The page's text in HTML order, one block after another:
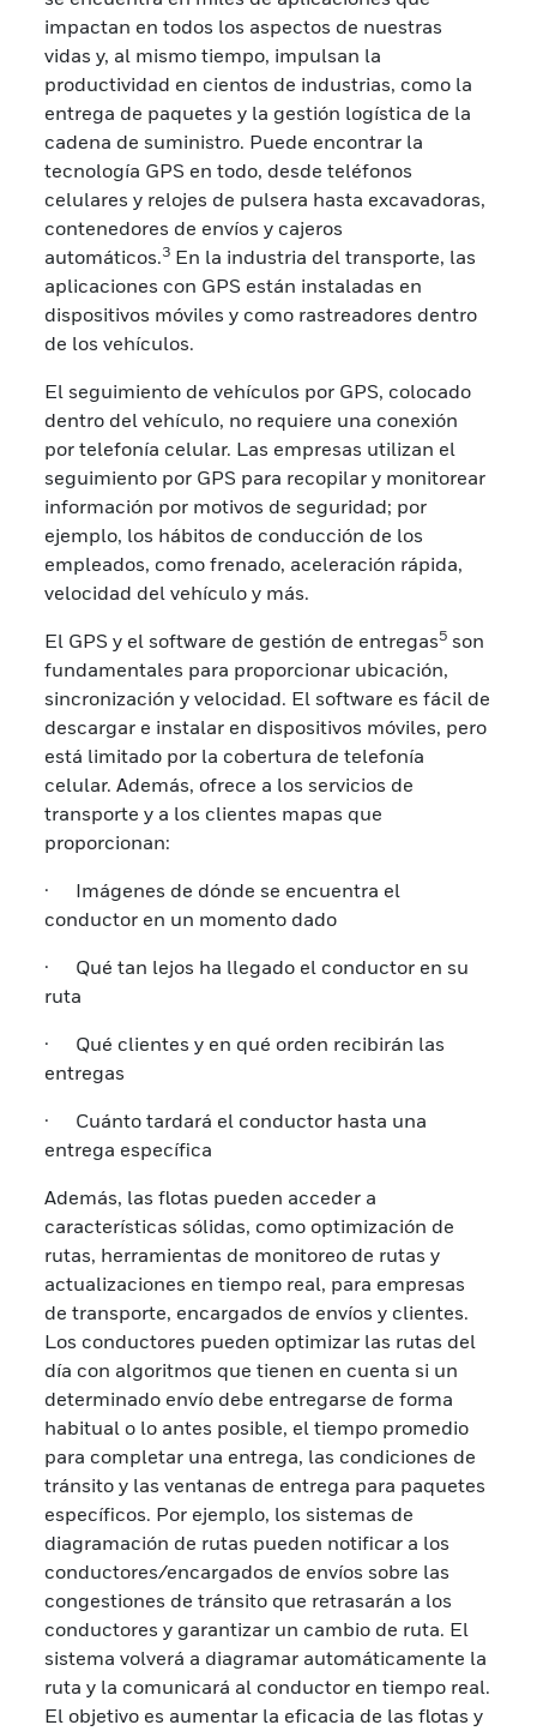
impactan en todos los aspectos de nuestras
vidas y, al mismo tiempo, impulsan la
productividad en cientos de industrias, como la
entrega de paquetes y la gestión logística de la
cadena de suministro. Puede encontrar la
tecnología GPS en todo, desde teléfonos
celulares y relojes de pulsera hasta excavadoras,
contenedores de envíos y cajeros
automáticos.3 En la industria del transporte, las
aplicaciones con GPS están instaladas en
dispositivos móviles y como rastreadores dentro
de los vehículos.
El seguimiento de vehículos por GPS, colocado
dentro del vehículo, no requiere una conexión
por telefonía celular. Las empresas utilizan el
seguimiento por GPS para recopilar y monitorear
información por motivos de seguridad; por
ejemplo, los hábitos de conducción de los
empleados, como frenado, aceleración rápida,
velocidad del vehículo y más.
El GPS y el software de gestión de entregas5 son
fundamentales para proporcionar ubicación,
sincronización y velocidad. El software es fácil de
descargar e instalar en dispositivos móviles, pero
está limitado por la cobertura de telefonía
celular. Además, ofrece a los servicios de
transporte y a los clientes mapas que
proporcionan:
· Imágenes de dónde se encuentra el
conductor en un momento dado
· Qué tan lejos ha llegado el conductor en su
ruta
· Qué clientes y en qué orden recibirán las
entregas
· Cuánto tardará el conductor hasta una
entrega específica
Además, las flotas pueden acceder a
características sólidas, como optimización de
rutas, herramientas de monitoreo de rutas y
actualizaciones en tiempo real, para empresas
de transporte, encargados de envíos y clientes.
Los conductores pueden optimizar las rutas del
día con algoritmos que tienen en cuenta si un
determinado envío debe entregarse de forma
habitual o lo antes posible, el tiempo promedio
para completar una entrega, las condiciones de
tránsito y las ventanas de entrega para paquetes
específicos. Por ejemplo, los sistemas de
diagramación de rutas pueden notificar a los
conductores/encargados de envíos sobre las
congestiones de tránsito que retrasarán a los
conductores y garantizar un cambio de ruta. El
sistema volverá a diagramar automáticamente la
ruta y la comunicará al conductor en tiempo real.
El objetivo es aumentar la eficacia de las flotas y